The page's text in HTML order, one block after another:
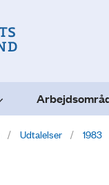
Udtalelser 1983